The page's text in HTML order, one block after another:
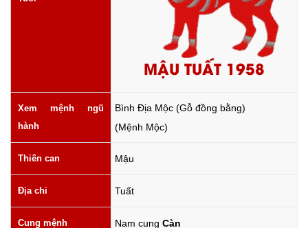
MẬU TUẤT 1958
Xem mệnh ngũ
hành
Bình Địa Mộc (Gỗ đồng bằng)
(Mệnh Mộc)
Thiên can Mậu
Địa chi Tuất
Cung mệnh Nam cung Càn